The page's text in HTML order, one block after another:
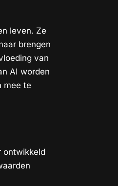
leven. Ze
brengen
van
AI worden
mee te
ontwikkeld